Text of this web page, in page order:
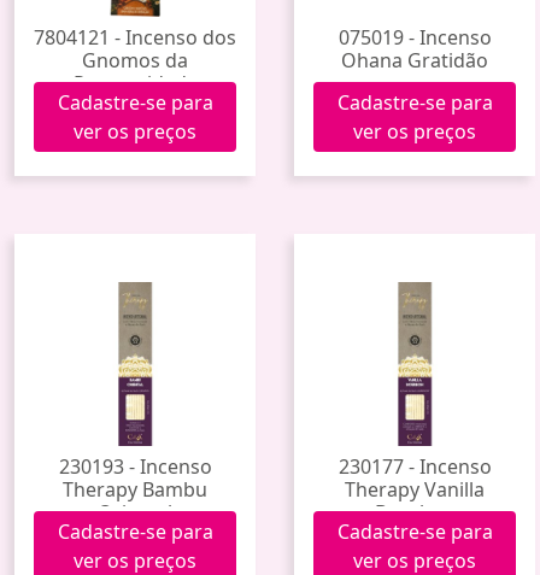
7804121 - Incenso dos
Gnomos da
Prosperidade
(Camomila e Canela)
Cadastre-se para
ver os preços
075019 - Incenso
Ohana Gratidão
Cadastre-se para
ver os preços
230193 - Incenso
Therapy Bambu
Oriental
Cadastre-se para
ver os preços
230177 - Incenso
Therapy Vanilla
Bourbon
Cadastre-se para
ver os preços